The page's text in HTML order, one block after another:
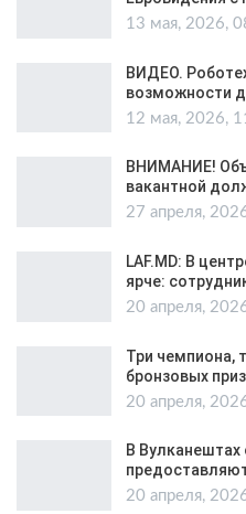
13 мая, 2026,
ВИДЕО.
возможности
12 мая, 2026,
ВНИМАНИЕ!
вакантной
27 апреля,
LAF.MD: В
ярче:
20 апреля,
Три чемпиона,
бронзовых
20 апреля,
В
20 апреля,